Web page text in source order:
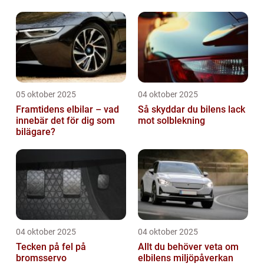
05 oktober 2025
Framtidens elbilar – vad
innebär det för dig som
bilägare?
04 oktober 2025
Så skyddar du bilens lack
mot solblekning
04 oktober 2025
Tecken på fel på
bromsservo
04 oktober 2025
Allt du behöver veta om
elbilens miljöpåverkan